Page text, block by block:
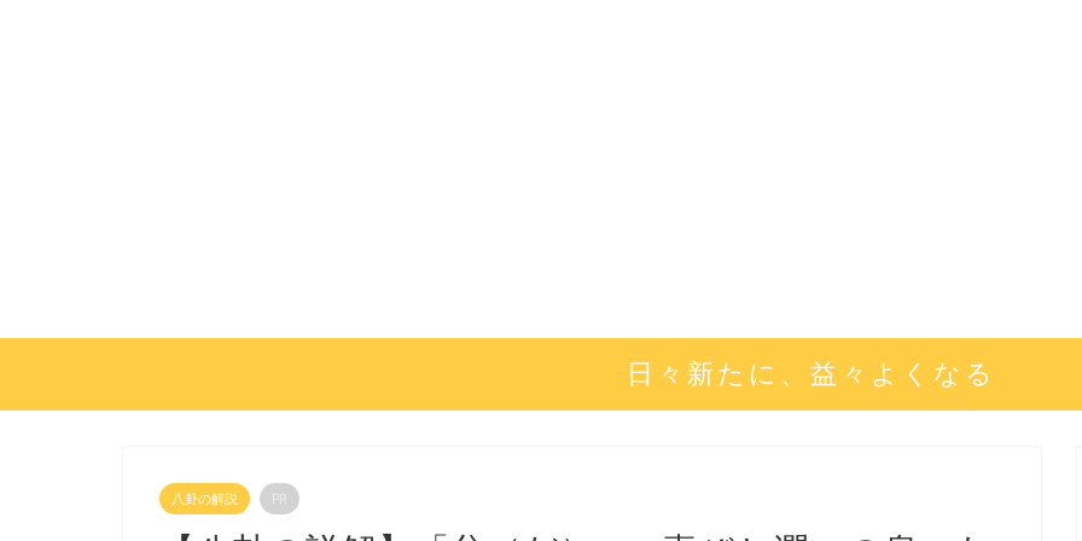
日々新たに、益々よくなる
八卦の解説 PR